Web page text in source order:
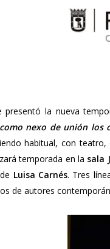
presentó la nueva
nexo de unión los
habitual, con
temporada en la sala
Luisa Carnés. Tres
de autores